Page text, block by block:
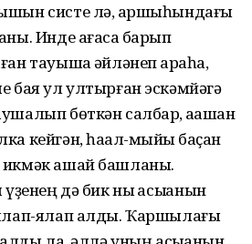
систе лә, ҡаршыһындағы
Инде ағасҡа барып
тауышҡа әйләнеп ҡараһа,
бая ул ултырған эскәмйәгә
бөткән салбар, ҡаҡашҡан
кейгән, һаҡал-мыйыҡ баҫҡан
ашай башланы.
дә бик ныҡ асыҡҡанын
ялап алды. Ҡаршылағы